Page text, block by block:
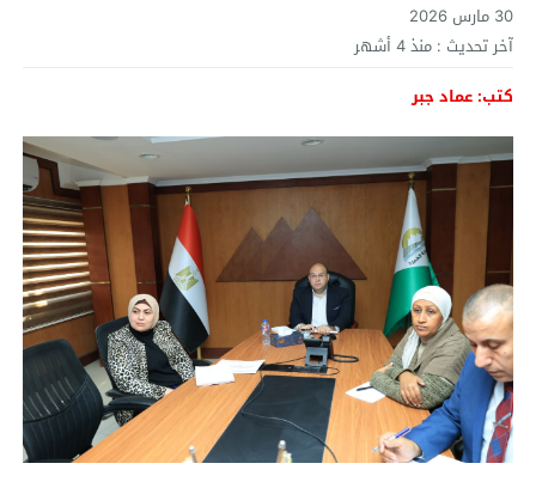
30 مارس 2026
آخر تحديث : منذ 4 أشهر
كتب: عماد جبر